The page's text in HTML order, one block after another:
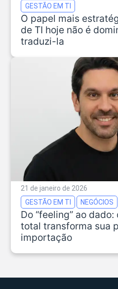
GESTÃO EM TI
O papel mais
de TI hoje não é
traduzi-la
21 de janeiro de 2026
GESTÃO EM TI
NEGÓCIOS
Do “feeling” ao
total transforma sua
importação